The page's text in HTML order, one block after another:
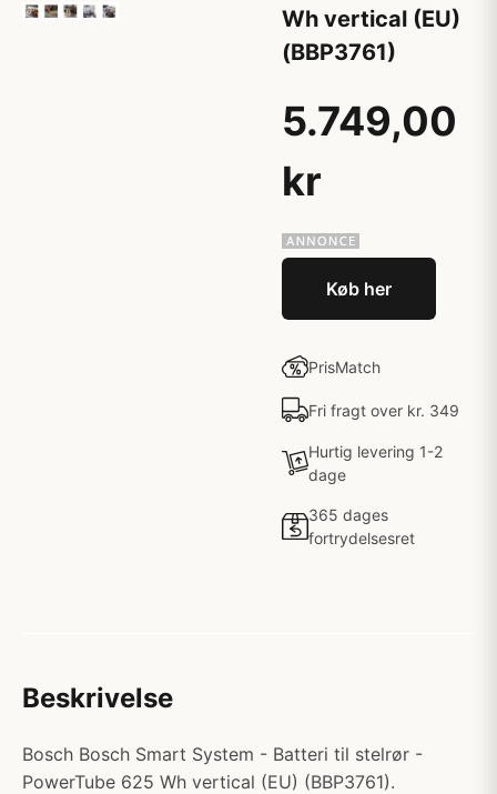
Wh vertical (EU)
(BBP3761)
5.749,00
kr
Køb her
PrisMatch
Fri fragt over kr. 349
Hurtig levering 1-2
dage
365 dages
fortrydelsesret
Beskrivelse
Bosch Bosch Smart System - Batteri til stelrør -
PowerTube 625 Wh vertical (EU) (BBP3761).